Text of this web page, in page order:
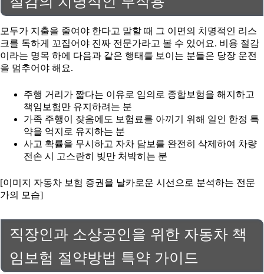
모두가 지출을 줄여야 한다고 말할 때 그 이면의 치명적인 리스
크를 독하게 꼬집어야 진짜 전문가라고 볼 수 있어요. 비용 절감
이라는 명목 하에 다음과 같은 행태를 보이는 분들은 당장 운전
을 멈추어야 해요.
주행 거리가 짧다는 이유로 임의로 종합보험을 해지하고
책임보험만 유지하려는 분
가족 주행이 잦음에도 보험료를 아끼기 위해 일인 한정 특
약을 억지로 유지하는 분
사고 확률을 무시하고 자차 담보를 완전히 삭제하여 차량
전손 시 고스란히 빚만 처박히는 분
[이미지 자동차 보험 증권을 날카로운 시선으로 분석하는 전문
가의 모습]
직장인과 소상공인을 위한 자동차 책
임보험 절약방법 특약 가이드